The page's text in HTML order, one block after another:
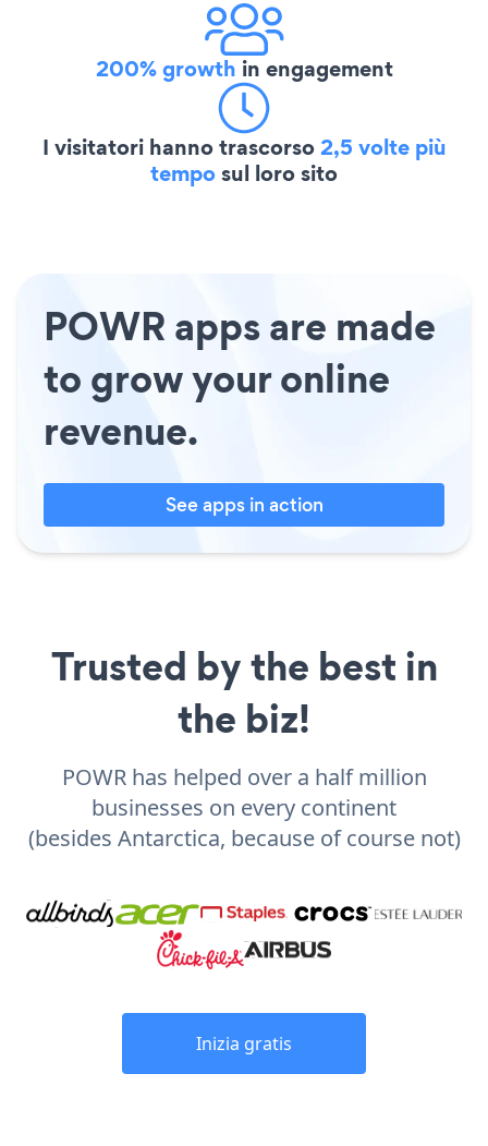
200% growth in engagement
I visitatori hanno trascorso2,5 volte più
temposul loro sito
POWR apps are made
to grow your online
revenue.
See apps in action
Trusted by the best in
the biz!
POWR has helped over a half million
businesses on every continent
(besides Antarctica, because of course not)
Inizia gratis